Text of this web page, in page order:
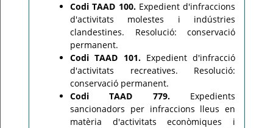
Codi TAAD 100.Expedient d'infraccions
d'activitats molestes i indústries
clandestines. Resolució: conservació
permanent.
Codi TAAD 101.Expedient d'infracció
d'activitats recreatives. Resolució:
conservació permanent.
Codi TAAD 779.Expedients
sancionadors per infraccions lleus en
matèria d'activitats econòmiques i